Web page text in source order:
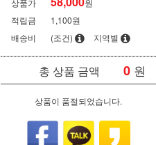
상품가
원
적립금
1,100원
배송비
(조건) 지역별
총 상품 금액 0 원
상품이 품절되었습니다.